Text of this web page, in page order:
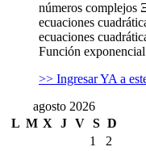
números complejos
ecuaciones
ecuaciones
Función
>> Ingresar YA a
agosto 2026
L M X J V S D
1
2